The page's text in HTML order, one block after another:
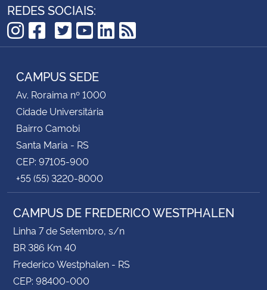
REDES SOCIAIS:
Instagram
Facebook
TikTok
Twitter
YouTube
LinkedIn
RSS
CAMPUS SEDE
Av. Roraima nº 1000
Cidade Universitária
Bairro Camobi
Santa Maria - RS
CEP: 97105-900
+55 (55) 3220-8000
CAMPUS DE FREDERICO WESTPHALEN
Linha 7 de Setembro, s/n
BR 386 Km 40
Frederico Westphalen - RS
CEP: 98400-000